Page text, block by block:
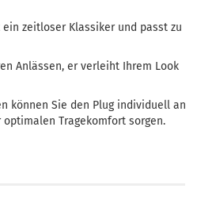
zeitloser Klassiker und passt zu
Anlässen, er verleiht Ihrem Look
können Sie den Plug individuell an
Tragekomfort sorgen.